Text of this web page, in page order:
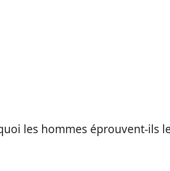
les hommes éprouvent-ils